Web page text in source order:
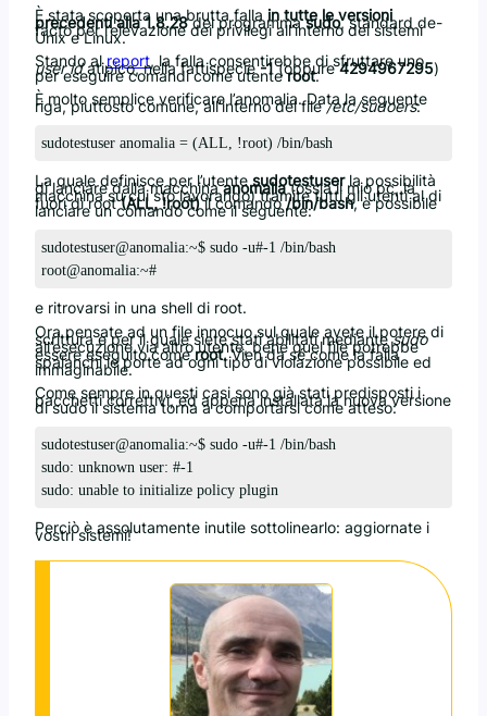
È stata scoperta una brutta falla in tutte le versioni
precedenti alla 1.8.28del programmasudo, standard de-
facto per l’elevazione dei privilegi all’interno dei sistemi
Unix e Linux.
Stando alreport, la falla consentirebbe di sfruttare uno
user idatipico, nella fattispecie-1(oppure4294967295)
per eseguire comandi come utenteroot.
È molto semplice verificare l’anomalia. Data la seguente
riga, piuttosto comune, all’interno del file/etc/sudoers:
sudotestuser anomalia = (ALL, !root) /bin/bash
La quale definisce per l’utentesudotestuserla possibilità
di lanciare dalla macchinaanomalia(ossia il mio pc, la
macchina su cui sto lavorando) tramite tutti gli utenti al di
fuori di root(ALL, !root)il comando/bin/bash, è possibile
lanciare un comando come il seguente:
sudotestuser@anomalia:~$ sudo -u#-1 /bin/bash
root@anomalia:~#
e ritrovarsi in una shell di root.
Ora pensate ad un file innocuo sul quale avete il potere di
scrittura e per il quale siete stati abilitati mediantesudo
all’esecuzione via altro utente, bene quel file potrebbe
essere eseguito comeroot. Vien da sé come la falla
spalanchi le porte ad ogni tipo di violazione possibile ed
immaginabile.
Come sempre in questi casi sono già stati predisposti i
pacchetti correttivi, ed appena installata la nuova versione
di sudo il sistema torna a comportarsi come atteso:
sudotestuser@anomalia:~$ sudo -u#-1 /bin/bash
sudo: unknown user: #-1
sudo: unable to initialize policy plugin
Perciò è assolutamente inutile sottolinearlo: aggiornate i
vostri sistemi!